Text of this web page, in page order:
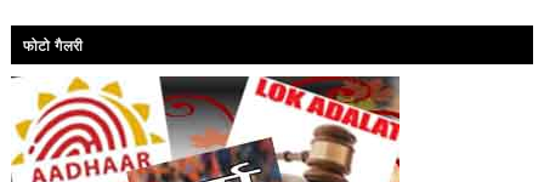
फोटो गैलरी